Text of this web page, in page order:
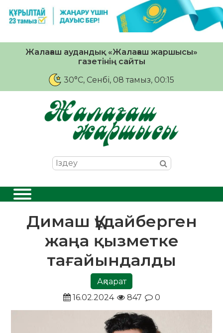
Жалағаш аудандық «Жалағаш жаршысы»
газетінің сайты
30°C, Сенбі, 08 тамыз, 00:15
Димаш Құдайберген
жаңа қызметке
тағайындалды
Ақпарат
16.02.2024
847 0